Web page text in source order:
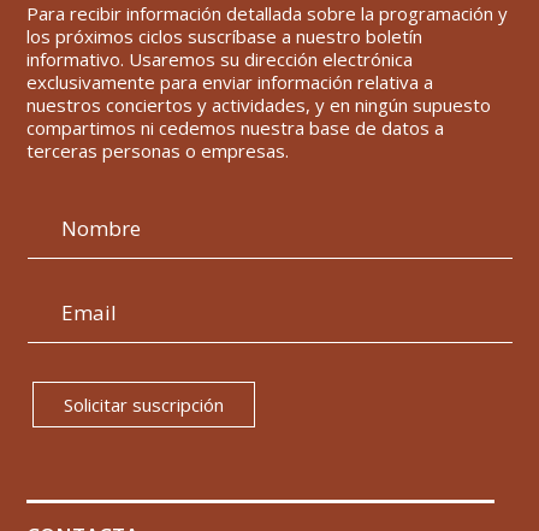
Para recibir información detallada sobre la programación y
los próximos ciclos suscríbase a nuestro boletín
informativo. Usaremos su dirección electrónica
exclusivamente para enviar información relativa a
nuestros conciertos y actividades, y en ningún supuesto
compartimos ni cedemos nuestra base de datos a
terceras personas o empresas.
Solicitar suscripción